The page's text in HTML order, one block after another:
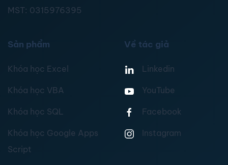
MST: 0315976395
Sản phẩm
Khóa học Excel
Khóa học VBA
Khóa học SQL
Khóa học Google Apps
Script
Về tác giả
Linkedin
YouTube
Facebook
Instagram